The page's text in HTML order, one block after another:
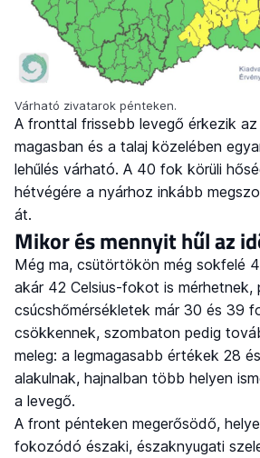
Várható zivatarok pénteken.
A fronttal frissebb levegő érkezik
magasban és a talaj közelében
lehűlés várható. A 40 fok körüli
hétvégére a nyárhoz inkább
át.
Mikor és mennyit hűl az
Még ma, csütörtökön még sokfelé
akár 42 Celsius-fokot is mérhetnek,
csúcshőmérsékletek már 30 és 39
csökkennek, szombaton pedig
meleg: a legmagasabb értékek 28
alakulnak, hajnalban több helyen
a levegő.
A front pénteken megerősödő,
fokozódó északi, északnyugati